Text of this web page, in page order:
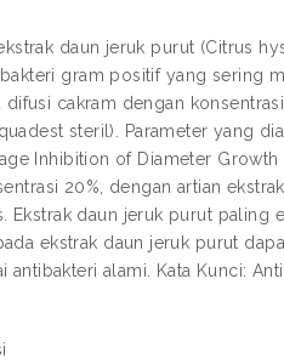
daun jeruk purut (Citrus
gram positif yang sering
cakram dengan konsentrasi
steril). Parameter yang
Inhibition of Diameter Growth
20%, dengan artian
daun jeruk purut paling
ekstrak daun jeruk purut
alami. Kata Kunci: